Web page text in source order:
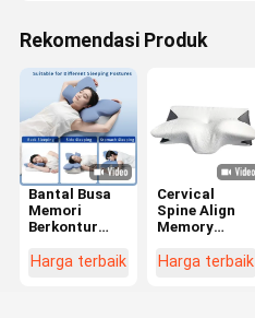
Rekomendasi Produk
Bantal Busa
Memori
Berkontur
Telentang
Harga terbaik
Cervical
Spine Align
Memory
Contour
Harga terbaik